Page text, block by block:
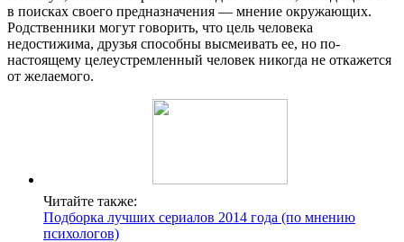
в поисках своего предназначения — мнение окружающих.
Родственники могут говорить, что цель человека
недостижима, друзья способны высмеивать ее, но по-
настоящему целеустремленный человек никогда не откажется
от желаемого.
Читайте также:
Подборка лучших сериалов 2014 года (по мнению
психологов)